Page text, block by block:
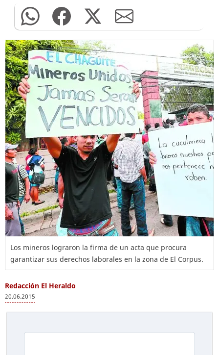
Los mineros lograron la firma de un acta que procura
garantizar sus derechos laborales en la zona de El Corpus.
Redacción El Heraldo
20.06.2015